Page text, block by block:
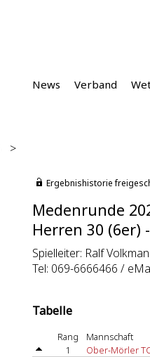
News Verband
>
Ergebnishistorie
Medenrunde
Herren 30 (6er)
Spielleiter: Ralf
Tel: 069-6666466 /
Tabelle
Rang
Mannschaft
1
Ober-Mörler